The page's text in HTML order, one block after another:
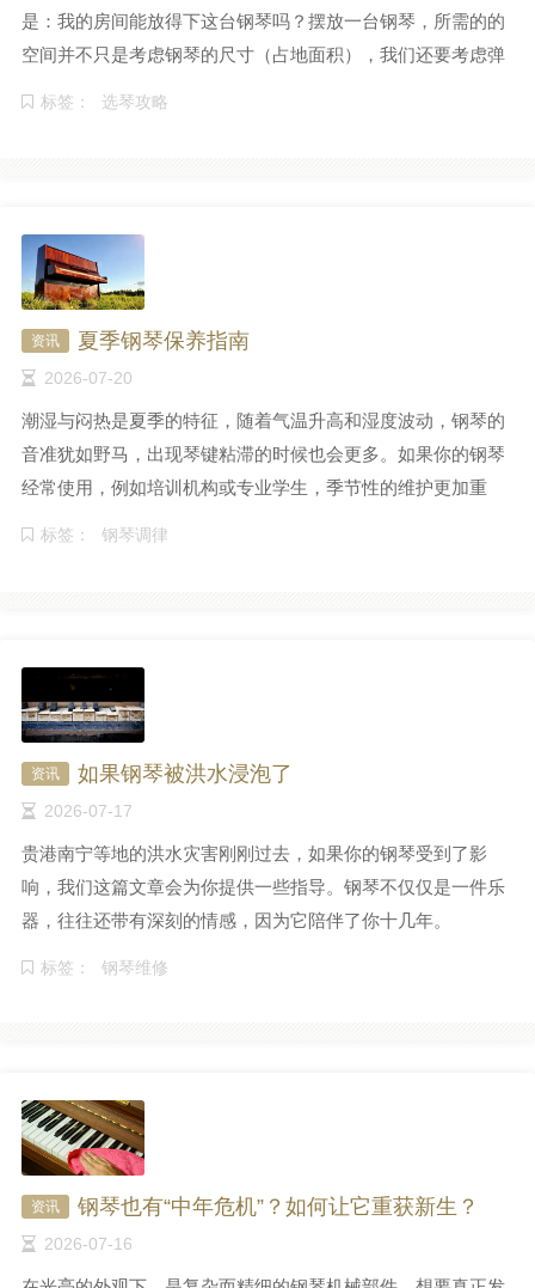
是：我的房间能放得下这台钢琴吗？摆放一台钢琴，所需的的
空间并不只是考虑钢琴的尺寸（占地面积），我们还要考虑弹
标签： 选琴攻略
资讯 夏季钢琴保养指南
2026-07-20
潮湿与闷热是夏季的特征，随着气温升高和湿度波动，钢琴的
音准犹如野马，出现琴键粘滞的时候也会更多。如果你的钢琴
经常使用，例如培训机构或专业学生，季节性的维护更加重
标签： 钢琴调律
资讯 如果钢琴被洪水浸泡了
2026-07-17
贵港南宁等地的洪水灾害刚刚过去，如果你的钢琴受到了影
响，我们这篇文章会为你提供一些指导。钢琴不仅仅是一件乐
器，往往还带有深刻的情感，因为它陪伴了你十几年。
标签： 钢琴维修
资讯 钢琴也有“中年危机”？如何让它重获新生？
2026-07-16